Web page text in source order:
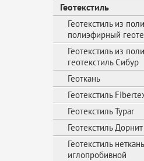
Геотекстиль
Геотекстиль из
полиэфирный
Геотекстиль из
геотекстиль Сибур
Геоткань
Геотекстиль
Геотекстиль Typar
Геотекстиль Дорнит
Геотекстиль
иглопробивной